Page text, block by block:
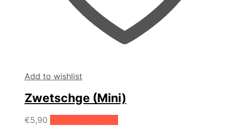
Add to wishlist
Zwetschge (Mini)
€5,90